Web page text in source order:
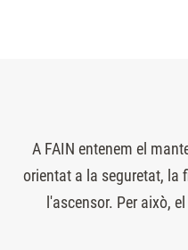
A FAIN entenem el
orientat a la seguretat,
l'ascensor. Per això,